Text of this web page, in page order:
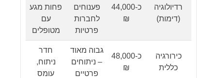
רדיולוגיה
(דימות)
כ-44,000
₪
פענוחים
לחברות
פרטיות
פחות מגע
עם
מטופלים
כירורגיה
כללית
כ-48,000
₪
גבוה מאוד
– ניתוחים
פרטיים
חדר
ניתוח,
עומס